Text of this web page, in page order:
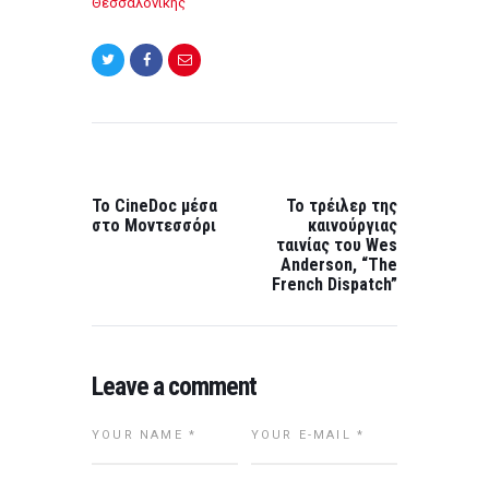
POST:
To CineDoc μέσα
στο Μοντεσσόρι
Το τρέιλερ της
καινούργιας
ταινίας του Wes
Anderson, “The
French Dispatch”
Leave a comment